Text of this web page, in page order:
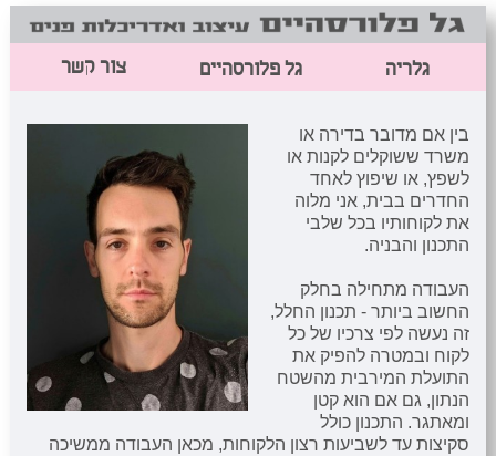
גלריה גל פלורסהיים צור קשר
בין אם מדובר בדירה או
משרד ששוקלים לקנות או
לשפץ, או שיפוץ לאחד
החדרים בבית, אני מלוה
את לקוחותיו בכל שלבי
התכנון והבניה.
העבודה מתחילה בחלק
החשוב ביותר - תכנון החלל,
זה נעשה לפי צרכיו של כל
לקוח ובמטרה להפיק את
התועלת המירבית מהשטח
הנתון, גם אם הוא קטן
ומאתגר. התכנון כולל
סקיצות עד לשביעות רצון הלקוחות, מכאן העבודה ממשיכה